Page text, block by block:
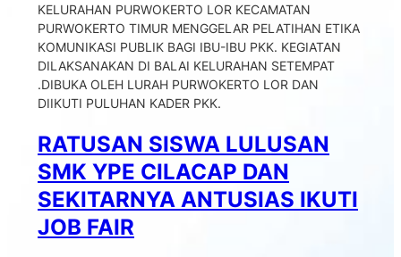
KELURAHAN PURWOKERTO LOR KECAMATAN
PURWOKERTO TIMUR MENGGELAR PELATIHAN ETIKA
KOMUNIKASI PUBLIK BAGI IBU-IBU PKK. KEGIATAN
DILAKSANAKAN DI BALAI KELURAHAN SETEMPAT
.DIBUKA OLEH LURAH PURWOKERTO LOR DAN
DIIKUTI PULUHAN KADER PKK.
RATUSAN SISWA LULUSAN
SMK YPE CILACAP DAN
SEKITARNYA ANTUSIAS IKUTI
JOB FAIR